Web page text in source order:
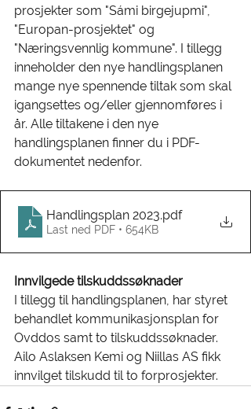
prosjekter som "Sámi birgejupmi",
"Europan-prosjektet" og
"Næringsvennlig kommune". I tillegg
inneholder den nye handlingsplanen
mange nye spennende tiltak som skal
igangsettes og/eller gjennomføres i
år. Alle tiltakene i den nye
handlingsplanen finner du i PDF-
dokumentet nedenfor.
Handlingsplan 2023.pdf
Last ned PDF • 654KB
Innvilgede tilskuddssøknader
I tillegg til handlingsplanen, har styret
behandlet kommunikasjonsplan for
Ovddos samt to tilskuddssøknader.
Ailo Aslaksen Kemi og Niillas AS fikk
innvilget tilskudd til to forprosjekter.